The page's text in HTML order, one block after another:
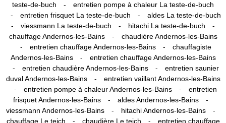
teste-de-buch
- entretien pompe à chaleur La teste-de-buch
- entretien frisquet La teste-de-buch - aldes La teste-de-buch
- viessmann La teste-de-buch - hitachi La teste-de-buch -
chauffage Andernos-les-Bains - chaudière Andernos-les-Bains
- entretien chauffage Andernos-les-Bains -
chauffagiste
Andernos-les-Bains
- entretien chauffage Andernos-les-Bains
- entretien chaudière Andernos-les-Bains -
entretien saunier
duval Andernos-les-Bains
- entretien vaillant Andernos-les-Bains
- entretien pompe à chaleur Andernos-les-Bains -
entretien
frisquet Andernos-les-Bains
- aldes Andernos-les-Bains -
viessmann Andernos-les-Bains - hitachi Andernos-les-Bains -
chauffage Le teich - chaudière Le teich -
entretien chauffage